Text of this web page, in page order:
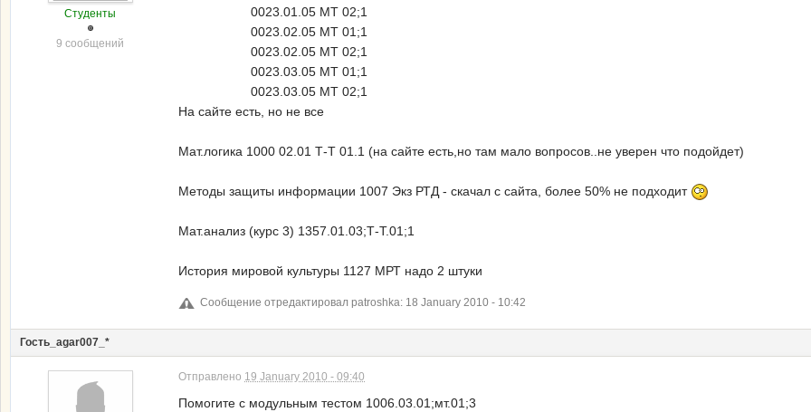
Студенты
9 сообщений
0023.01.05 МТ 02;1
0023.02.05 МТ 01;1
0023.02.05 МТ 02;1
0023.03.05 МТ 01;1
0023.03.05 МТ 02;1
На сайте есть, но не все
Мат.логика 1000 02.01 Т-Т 01.1 (на сайте есть,но там мало вопросов..не уверен что подойдет)
Методы защиты информации 1007 Экз РТД - скачал с сайта, более 50% не подходит
Мат.анализ (курс 3) 1357.01.03;Т-Т.01;1
История мировой культуры 1127 МРТ надо 2 штуки
Сообщение отредактировал patroshka: 18 January 2010 - 10:42
Гость_agar007_*
Отправлено 19 January 2010 - 09:40
Помогите с модульным тестом 1006.03.01;мт.01;3